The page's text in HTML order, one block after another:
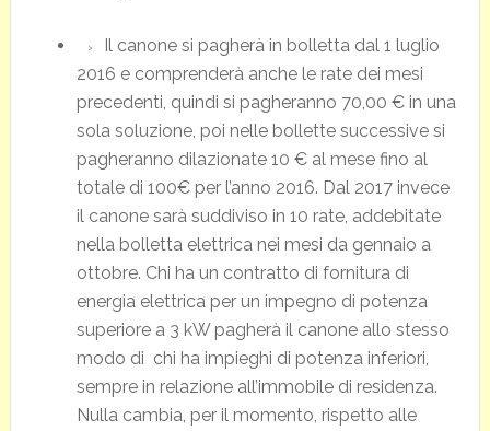
Il canone si pagherà in bolletta dal 1 luglio
2016 e comprenderà anche le rate dei mesi
precedenti, quindi si pagheranno 70,00 € in una
sola soluzione, poi nelle bollette successive si
pagheranno dilazionate 10 € al mese fino al
totale di 100€ per l’anno 2016. Dal 2017 invece
il canone sarà suddiviso in 10 rate, addebitate
nella bolletta elettrica nei mesi da gennaio a
ottobre. Chi ha un contratto di fornitura di
energia elettrica per un impegno di potenza
superiore a 3 kW pagherà il canone allo stesso
modo di chi ha impieghi di potenza inferiori,
sempre in relazione all’immobile di residenza.
Nulla cambia, per il momento, rispetto alle